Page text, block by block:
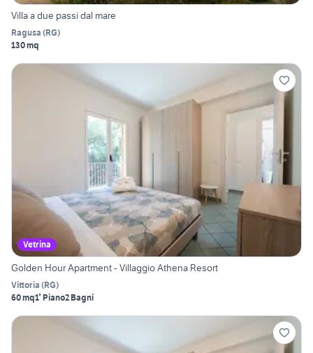
Villa a due passi dal mare
Ragusa (RG)
130 mq
Vetrina
Golden Hour Apartment - Villaggio Athena Resort
Vittoria (RG)
60 mq1° Piano2 Bagni